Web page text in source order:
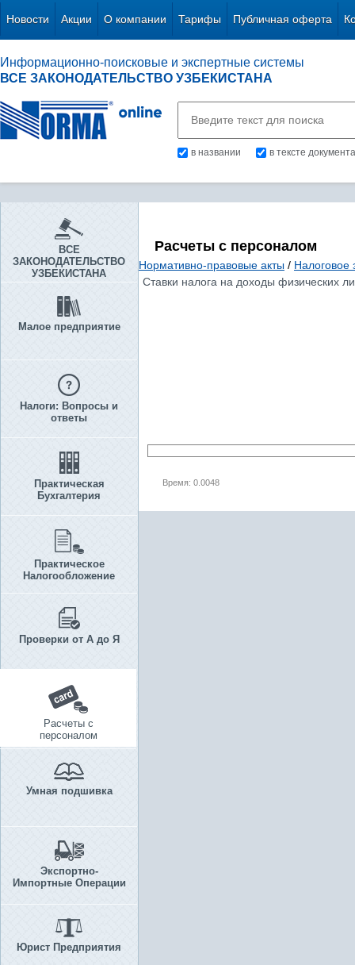
Новости Акции О компании Тарифы Публичная оферта
Информационно-поисковые и экспертные системы
ВСЕ ЗАКОНОДАТЕЛЬСТВО УЗБЕКИСТАНА
в названии в тексте документа
ВСЕ
ЗАКОНОДАТЕЛЬСТВО
УЗБЕКИСТАНА
Малое предприятие
Налоги: Вопросы и
ответы
Практическая
Бухгалтерия
Практическое
Налогообложение
Проверки от А до Я
Расчеты с
персоналом
Умная подшивка
Экспортно-
Импортные Операции
Юрист Предприятия
Расчеты с персоналом
Нормативно-правовые акты / Налоговое
Ставки налога на доходы физических
Время: 0.0048